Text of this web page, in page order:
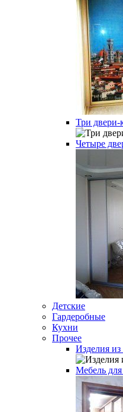
Три двери-
Четыре
Детские
Гардеробные
Кухни
Прочее
Изделия
Мебель для